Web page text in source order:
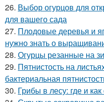
26. Выбор огурцов для
для вашего сада
27. Плодовые деревья и
нужно знать о
28. Огурцы резанные на
29. Пятнистость на
бактериальная
30. Грибы в лесу: где и